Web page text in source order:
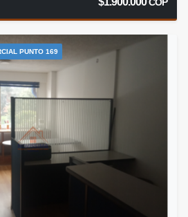
PUNTO 169